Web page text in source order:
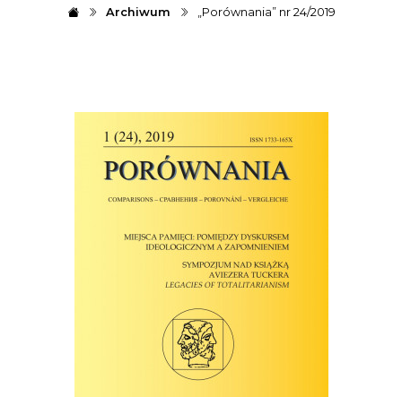
Archiwum „Porównania” nr 24/2019